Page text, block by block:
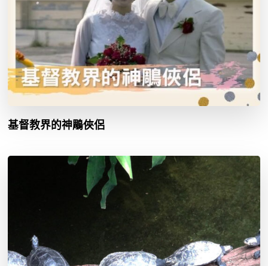
基督教界的神鵰俠侶